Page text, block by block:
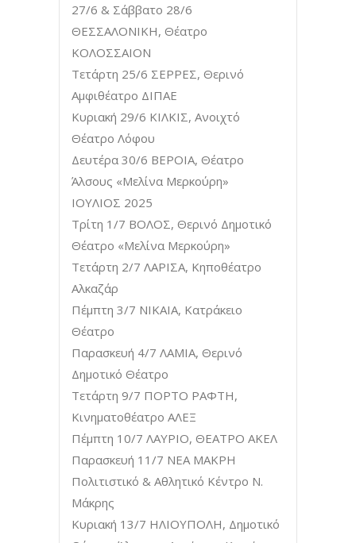
27/6 & Σάββατο 28/6
ΘΕΣΣΑΛΟΝΙΚΗ, Θέατρο
ΚΟΛΟΣΣΑΙΟΝ
Τετάρτη 25/6 ΣΕΡΡΕΣ, Θερινό
Αμφιθέατρο ΔΙΠΑΕ
Κυριακή 29/6 ΚΙΛΚΙΣ, Ανοιχτό
Θέατρο Λόφου
Δευτέρα 30/6 ΒΕΡΟΙΑ, Θέατρο
Άλσους «Μελίνα Μερκούρη»
ΙΟΥΛΙΟΣ 2025
Τρίτη 1/7 ΒΟΛΟΣ, Θερινό Δημοτικό
Θέατρο «Μελίνα Μερκούρη»
Τετάρτη 2/7 ΛΑΡΙΣΑ, Κηποθέατρο
Αλκαζάρ
Πέμπτη 3/7 ΝΙΚΑΙΑ, Κατράκειο
Θέατρο
Παρασκευή 4/7 ΛΑΜΙΑ, Θερινό
Δημοτικό Θέατρο
Τετάρτη 9/7 ΠΟΡΤΟ ΡΑΦΤΗ,
Κινηματοθέατρο ΑΛΕΞ
Πέμπτη 10/7 ΛΑΥΡΙΟ, ΘΕΑΤΡΟ ΑΚΕΛ
Παρασκευή 11/7 ΝΕΑ ΜΑΚΡΗ
Πολιτιστικό & Αθλητικό Κέντρο Ν.
Μάκρης
Κυριακή 13/7 ΗΛΙΟΥΠΟΛΗ, Δημοτικό